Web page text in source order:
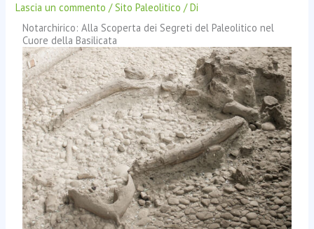
Lascia un commento /Sito Paleolitico / Di
Notarchirico: Alla Scoperta dei Segreti del Paleolitico nel
Cuore della Basilicata